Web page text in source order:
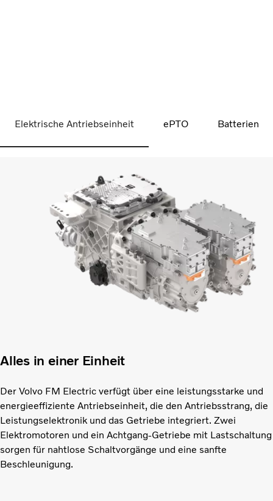
Elektrische Antriebseinheit ePTO Batterien
Alles in einer Einheit
Der Volvo FM Electric verfügt über eine leistungsstarke und
energieeffiziente Antriebseinheit, die den Antriebsstrang, die
Leistungselektronik und das Getriebe integriert. Zwei
Elektromotoren und ein Achtgang-Getriebe mit Lastschaltung
sorgen für nahtlose Schaltvorgänge und eine sanfte
Beschleunigung.